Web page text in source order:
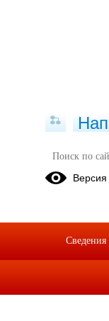
Сведения
детей и их
Сведения